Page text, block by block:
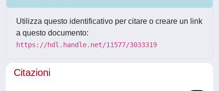
Utilizza questo identificativo per citare o creare un link
a questo documento:
https://hdl.handle.net/11577/3033319
Citazioni